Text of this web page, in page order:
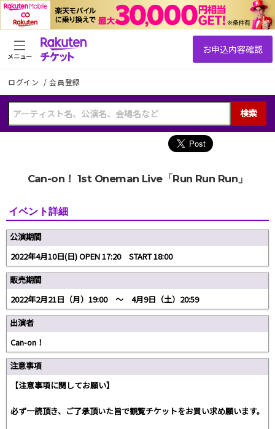
ログイン /会員登録
検索
メニュー
Can-on！ 1st Oneman Live「Run Run Run」
イベント詳細
公演期間
2022年4月10日(日) OPEN 17:20 START 18:00
販売期間
2022年2月21日（月）19:00 ～ 4月9日（土）20:59
出演者
Can-on！
注意事項
【注意事項に関してお願い】
必ず一読頂き、ご了承頂いた旨で観覧チケットをお買い求め願います。